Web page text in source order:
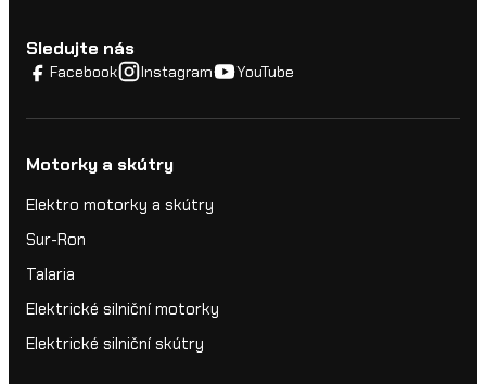
Sledujte nás
Facebook Instagram YouTube
Motorky a skútry
Elektro motorky a skútry
Sur-Ron
Talaria
Elektrické silniční motorky
Elektrické silniční skútry